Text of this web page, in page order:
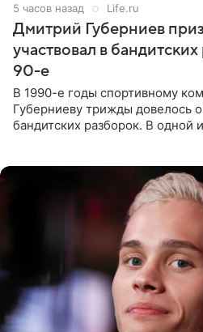
5 часов назад Life.ru
Дмитрий Губерниев
участвовал в
90-е
В 1990-е годы спортивному
Губерниеву трижды довелось
бандитских разборок. В одной